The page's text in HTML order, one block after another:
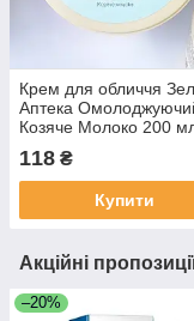
Крем для обличчя
Аптека
Козяче Молоко 200
118 ₴
Купити
Акційні
–20%